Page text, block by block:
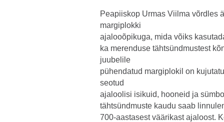
Peapiiskop Urmas Viilma võrdles
margiplokki
ajalooõpikuga, mida võiks
ka merenduse tähtsündmustest
juubelile
pühendatud margiplokil on
seotud
ajaloolisi isikuid, hooneid ja
tähtsündmuste kaudu saab
700-aastasest väärikast ajaloost.